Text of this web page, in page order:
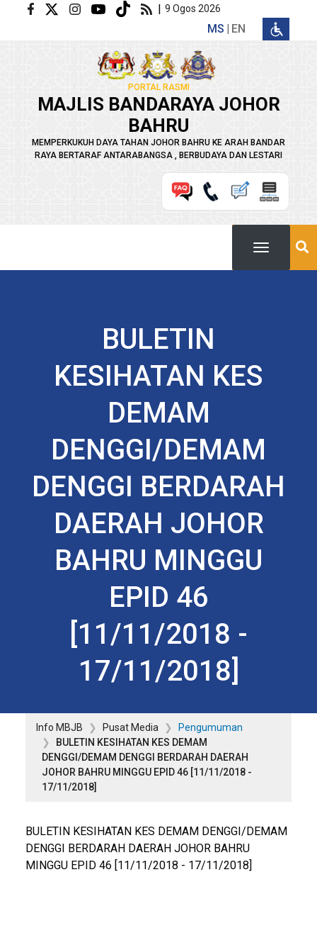
Langkau ke kandungan utama | 9 Ogos 2026
MS EN
PORTAL RASMI
MAJLIS BANDARAYA JOHOR
BAHRU
MEMPERKUKUH DAYA TAHAN JOHOR BAHRU KE ARAH BANDAR
RAYA BERTARAF ANTARABANGSA , BERBUDAYA DAN LESTARI
BULETIN
KESIHATAN KES
DEMAM
DENGGI/DEMAM
DENGGI BERDARAH
DAERAH JOHOR
BAHRU MINGGU
EPID 46
[11/11/2018 -
17/11/2018]
Info MBJB Pusat Media
Pengumuman
BULETIN KESIHATAN KES DEMAM
DENGGI/DEMAM DENGGI BERDARAH DAERAH
JOHOR BAHRU MINGGU EPID 46 [11/11/2018 -
17/11/2018]
BULETIN KESIHATAN KES DEMAM DENGGI/DEMAM
DENGGI BERDARAH DAERAH JOHOR BAHRU
MINGGU EPID 46 [11/11/2018 - 17/11/2018]